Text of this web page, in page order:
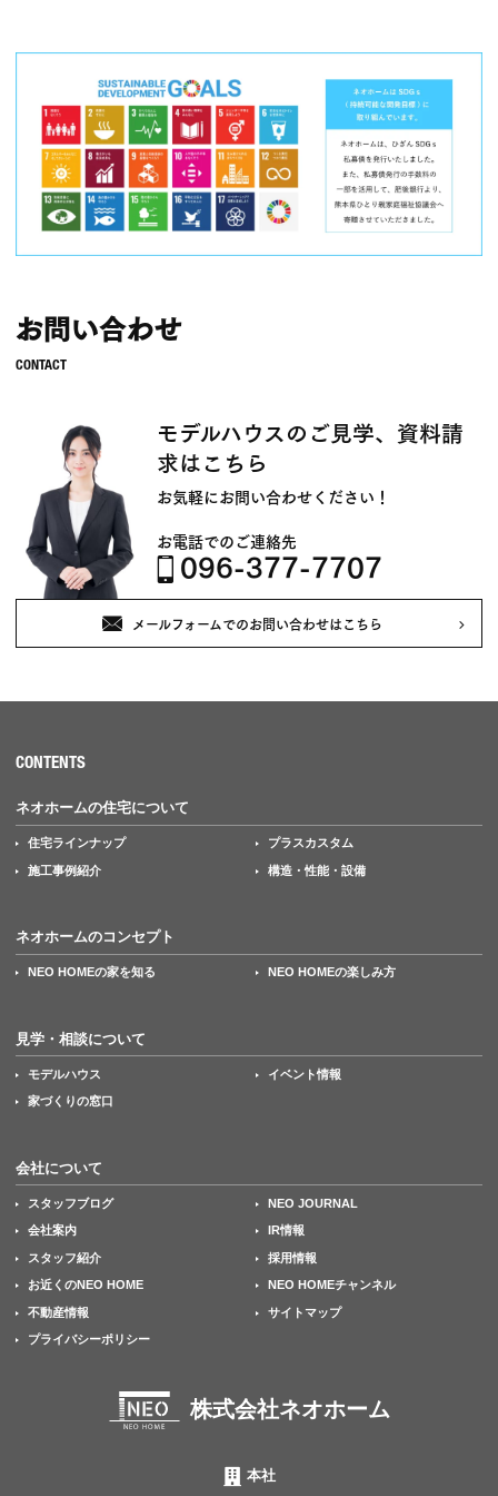
お問い合わせ
モデルハウスのご見学、資料請
求はこちら
お気軽にお問い合わせください！
お電話でのご連絡先
096-377-7707
メールフォームでのお問い合わせはこちら
CONTENTS
ネオホームの住宅について
住宅ラインナップ プラスカスタム
施工事例紹介 構造・性能・設備
ネオホームのコンセプト
NEO HOMEの家を知る NEO HOMEの楽しみ方
見学・相談について
モデルハウス イベント情報
家づくりの窓口
会社について
スタッフブログ NEO JOURNAL
会社案内 IR情報
スタッフ紹介 採用情報
お近くのNEO HOME NEO HOMEチャンネル
不動産情報 サイトマップ
プライバシーポリシー
株式会社ネオホーム
本社